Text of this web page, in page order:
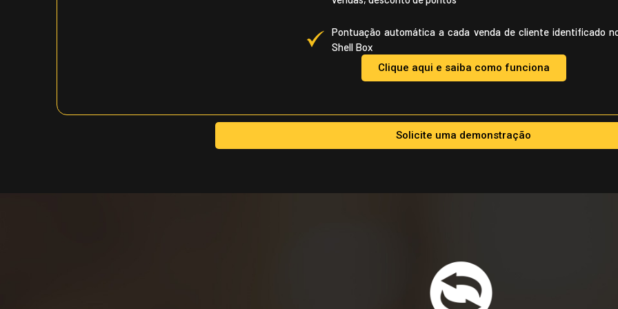
Pontuação automática a cada venda de cliente identificado
Shell Box
Clique aqui e saiba como funciona
Solicite uma demonstração